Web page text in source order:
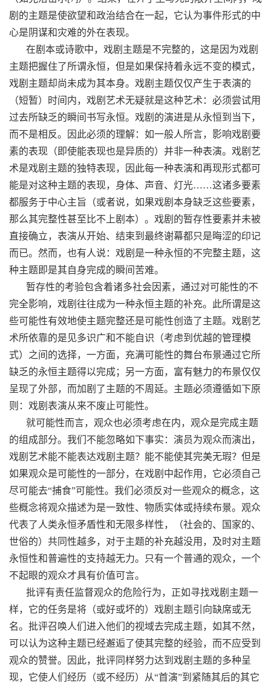
剧的主题是使欲望和政治结合在一起，它认为事件形式的中
心是阴谋和灾难的外在表现。
在剧本或诗歌中，戏剧主题是不完整的，这是因为戏剧
主题把握住了所谓永恒，但是如果保持着永远不变的模式，
戏剧主题却尚未成为其本身。戏剧主题仅仅产生于表演的
（短暂）时间内，戏剧艺术无疑就是这种艺术：必须尝试用
过去所缺乏的瞬间书写永恒。戏剧的演进是从永恒到当下，
而不是相反。因此必须的理解：如一般人所言，影响戏剧要
素的表现（即使能表现也是异质的）并非一种表演。戏剧艺
术是戏剧主题的独特表现，因此每一种表演和再现形式都可
能是对这种主题的表现，身体、声音、灯光……这诸多要素
都服务于中心主旨（或者说，如果戏剧本身缺乏这些要素，
那么其完整性甚至比不上剧本）。戏剧的暂存性要素并未被
直接确立，表演从开始、结束到最终谢幕都只是晦涩的印记
而已。然而，也有人说：戏剧是一种永恒的不完整主题，这
种主题即是其自身完成的瞬间苦难。
暂存性的考验包含着诸多社会因素，通过对可能性的不
完全影响，戏剧往往成为一种永恒主题的补充。此所谓是这
些可能性有效地使主题完整还是可能性创造了主题。戏剧艺
术所依靠的是见多识广和不能自识（考虑到优越的管理模
式）之间的选择，一方面，充满可能性的舞台布景通过它所
缺乏的永恒主题得以完成；另一方面，富有魅力的布景仅仅
呈现了外部，而加剧了主题的不周延。主题必须遵循如下原
则：戏剧表演从来不废止可能性。
就可能性而言，观众也必须考虑在内，观众是完成主题
的组成部分。我们不能忽略如下事实：演员为观众而演出，
戏剧艺术能不能表达戏剧主题？能不能使其完美无瑕？但是
如果观众是可能性的一部分，在戏剧中起作用，它必须自己
尽可能去“捕食”可能性。我们必须反对一些观众的概念，这
些概念将观众描述为是一致性、物质实体或持续布景。观众
代表了人类永恒矛盾性和无限多样性，（社会的、国家的、
世俗的）共同性越多，对于主题的补充越没用，及时对主题
永恒性和普遍性的支持越无力。只有一个普通的观众，一个
不起眼的观众才具有价值可言。
批评有责任监督观众的危险行为，正如寻找戏剧主题一
样，它的任务是将（或好或坏的）戏剧主题引向缺席或无
名。批评召唤人们进入他们的视域去完成主题，如其不然，
可以认为这种主题已经邂逅了使其完整的经验，而不应受到
观众的赞誉。因此，批评同样努力达到戏剧主题的多种呈
现，它使人们经历（或不经历）从“首演”到紧随其后的其它